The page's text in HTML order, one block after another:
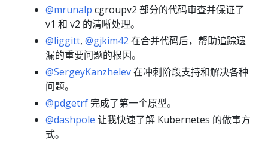
@mrunalp cgroupv2 部分的代码审查并保证了
v1 和 v2 的清晰处理。
@liggitt, @gjkim42 在合并代码后，帮助追踪遗
漏的重要问题的根因。
@SergeyKanzhelev在冲刺阶段支持和解决各种
问题。
@pdgetrf完成了第一个原型。
@dashpole 让我快速了解 Kubernetes 的做事方
式。